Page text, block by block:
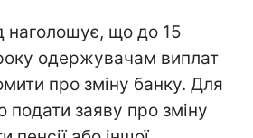
наголошує, що до 15
одержувачам виплат
про зміну банку. Для
подати заяву про зміну